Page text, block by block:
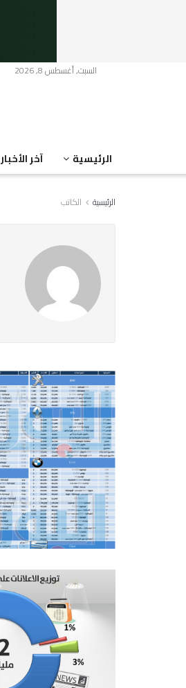
السبت, أغسطس 8, 2026
الرئيسية آخر الأخبار
الرئيسية الكاتب